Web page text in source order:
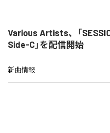
Various Artists、「
Side-C」を配信開始
新曲情報